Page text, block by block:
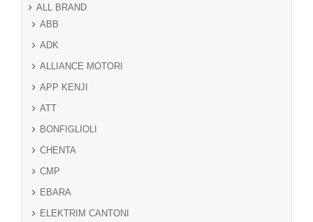
ALL BRAND
ABB
ADK
ALLIANCE MOTORI
APP KENJI
ATT
BONFIGLIOLI
CHENTA
CMP
EBARA
ELEKTRIM CANTONI